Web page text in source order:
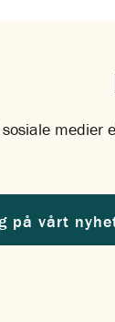
sosiale medier
på vårt